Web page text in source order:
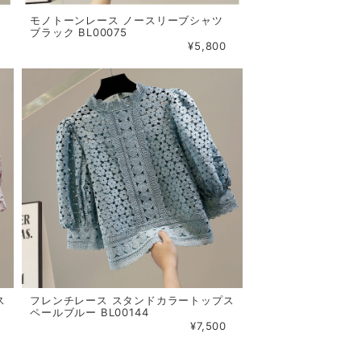
モノトーンレース ノースリーブシャツ
ブラック BL00075
¥5,800
フレンチレース スタンドカラートップス
ペールブルー BL00144
¥7,500